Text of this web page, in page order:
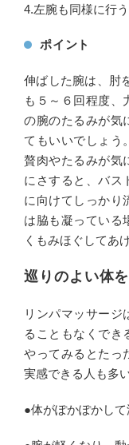
4.左腕も同様に行う
ポイント
伸ばした腕は、肘
も５～６回程度、
の腕のたるみが気
てもいいでしょう
贅肉やたるみが気
にさすると、バス
に向けてしっかり
は脇も凝っている
くもみほぐしてあ
巡りのよい体
リンパマッサージ
ることもなくでき
やってみるとたっ
実感できる人も多
●体がぽかぽかし